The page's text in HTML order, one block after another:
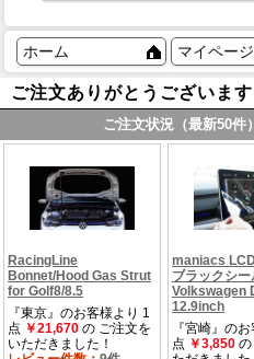
ホーム マイページ
ご注文ありがとうございます